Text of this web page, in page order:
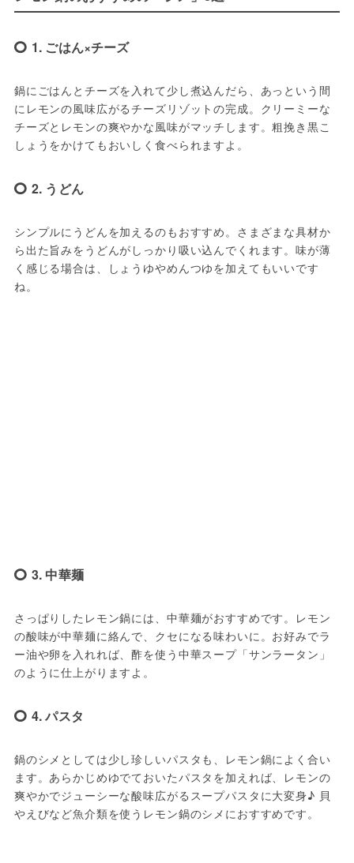
1. ごはん×チーズ
鍋にごはんとチーズを入れて少し煮込んだら、あっという間
にレモンの風味広がるチーズリゾットの完成。クリーミーな
チーズとレモンの爽やかな風味がマッチします。粗挽き黒こ
しょうをかけてもおいしく食べられますよ。
2. うどん
シンプルにうどんを加えるのもおすすめ。さまざまな具材か
ら出た旨みをうどんがしっかり吸い込んでくれます。味が薄
く感じる場合は、しょうゆやめんつゆを加えてもいいです
ね。
3. 中華麺
さっぱりしたレモン鍋には、中華麺がおすすめです。レモン
の酸味が中華麺に絡んで、クセになる味わいに。お好みでラ
ー油や卵を入れれば、酢を使う中華スープ「サンラータン」
のように仕上がりますよ。
4. パスタ
鍋のシメとしては少し珍しいパスタも、レモン鍋によく合い
ます。あらかじめゆでておいたパスタを加えれば、レモンの
爽やかでジューシーな酸味広がるスープパスタに大変身♪ 貝
やえびなど魚介類を使うレモン鍋のシメにおすすめです。